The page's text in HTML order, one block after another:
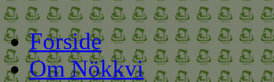
Hop
til
indholdForside
Om Nökkvi